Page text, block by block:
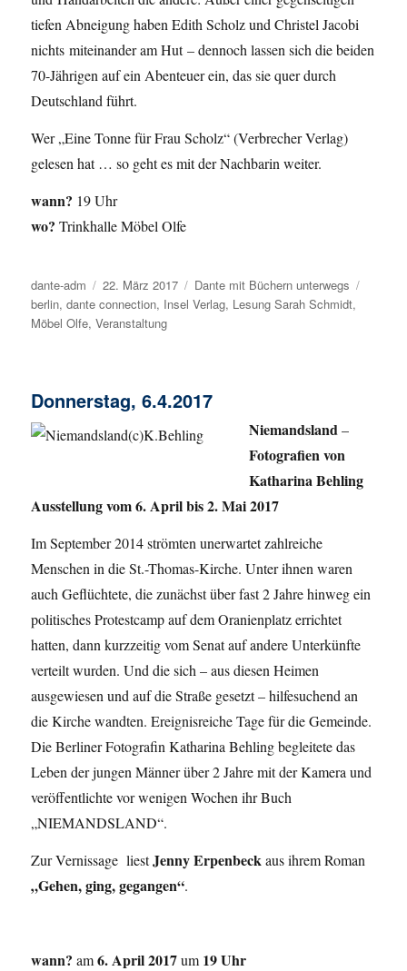
tiefen Abneigung haben Edith Scholz und Christel Jacobi
nichts miteinander am Hut – dennoch lassen sich die beiden
70-Jährigen auf ein Abenteuer ein, das sie quer durch
Deutschland führt.
Wer „Eine Tonne für Frau Scholz“ (Verbrecher Verlag)
gelesen hat … so geht es mit der Nachbarin weiter.
wann? 19 Uhr
wo? Trinkhalle Möbel Olfe
Autor
dante-adm
Veröffentlicht
am
22. März 2017 Kategorien
Dante mit Büchern unterwegs
berlin,dante connection, Insel Verlag, Lesung Sarah Schmidt,
Möbel Olfe,Veranstaltung
Donnerstag, 6.4.2017
Niemandsland–
Fotografien von
Katharina Behling
Ausstellung vom 6. April bis 2. Mai 2017
Im September 2014 strömten unerwartet zahlreiche
Menschen in die St.-Thomas-Kirche. Unter ihnen waren
auch Geflüchtete, die zunächst über fast 2 Jahre hinweg ein
politisches Protestcamp auf dem Oranienplatz errichtet
hatten, dann kurzzeitig vom Senat auf andere Unterkünfte
verteilt wurden. Und die sich – aus diesen Heimen
ausgewiesen und auf die Straße gesetzt – hilfesuchend an
die Kirche wandten. Ereignisreiche Tage für die Gemeinde.
Die Berliner Fotografin Katharina Behling begleitete das
Leben der jungen Männer über 2 Jahre mit der Kamera und
veröffentlichte vor wenigen Wochen ihr Buch
„NIEMANDSLAND“.
Zur Vernissage liestJenny Erpenbeckaus ihrem Roman
„Gehen, ging, gegangen“.
wann?am6. April 2017um 19 Uhr